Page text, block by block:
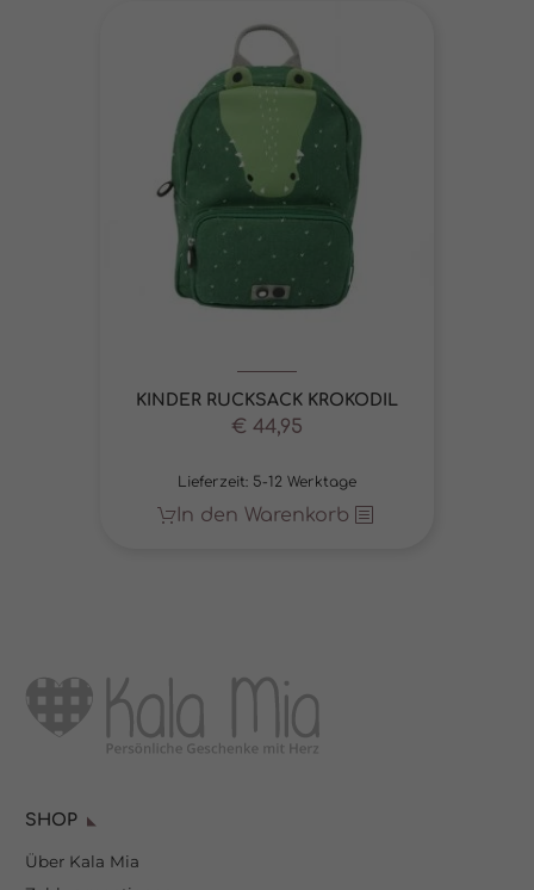
KINDER RUCKSACK KROKODIL
€ 44,95
Lieferzeit: 5-12 Werktage
In den Warenkorb
SHOP
Über Kala Mia